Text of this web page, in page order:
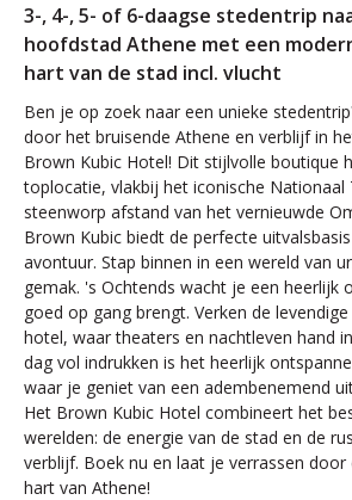
3-, 4-, 5- of 6-daagse stedentrip
hoofdstad Athene met een
hart van de stad incl. vlucht
Ben je op zoek naar een unieke
door het bruisende Athene en verblijf in
Brown Kubic Hotel! Dit stijlvolle boutique
toplocatie, vlakbij het iconische Nationaal
steenworp afstand van het vernieuwde
Brown Kubic biedt de perfecte
avontuur. Stap binnen in een wereld van
gemak. 's Ochtends wacht je een heerlijk
goed op gang brengt. Verken de
hotel, waar theaters en nachtleven hand
dag vol indrukken is het heerlijk
waar je geniet van een adembenemend
Het Brown Kubic Hotel combineert het
werelden: de energie van de stad en de
verblijf. Boek nu en laat je verrassen door
hart van Athene!